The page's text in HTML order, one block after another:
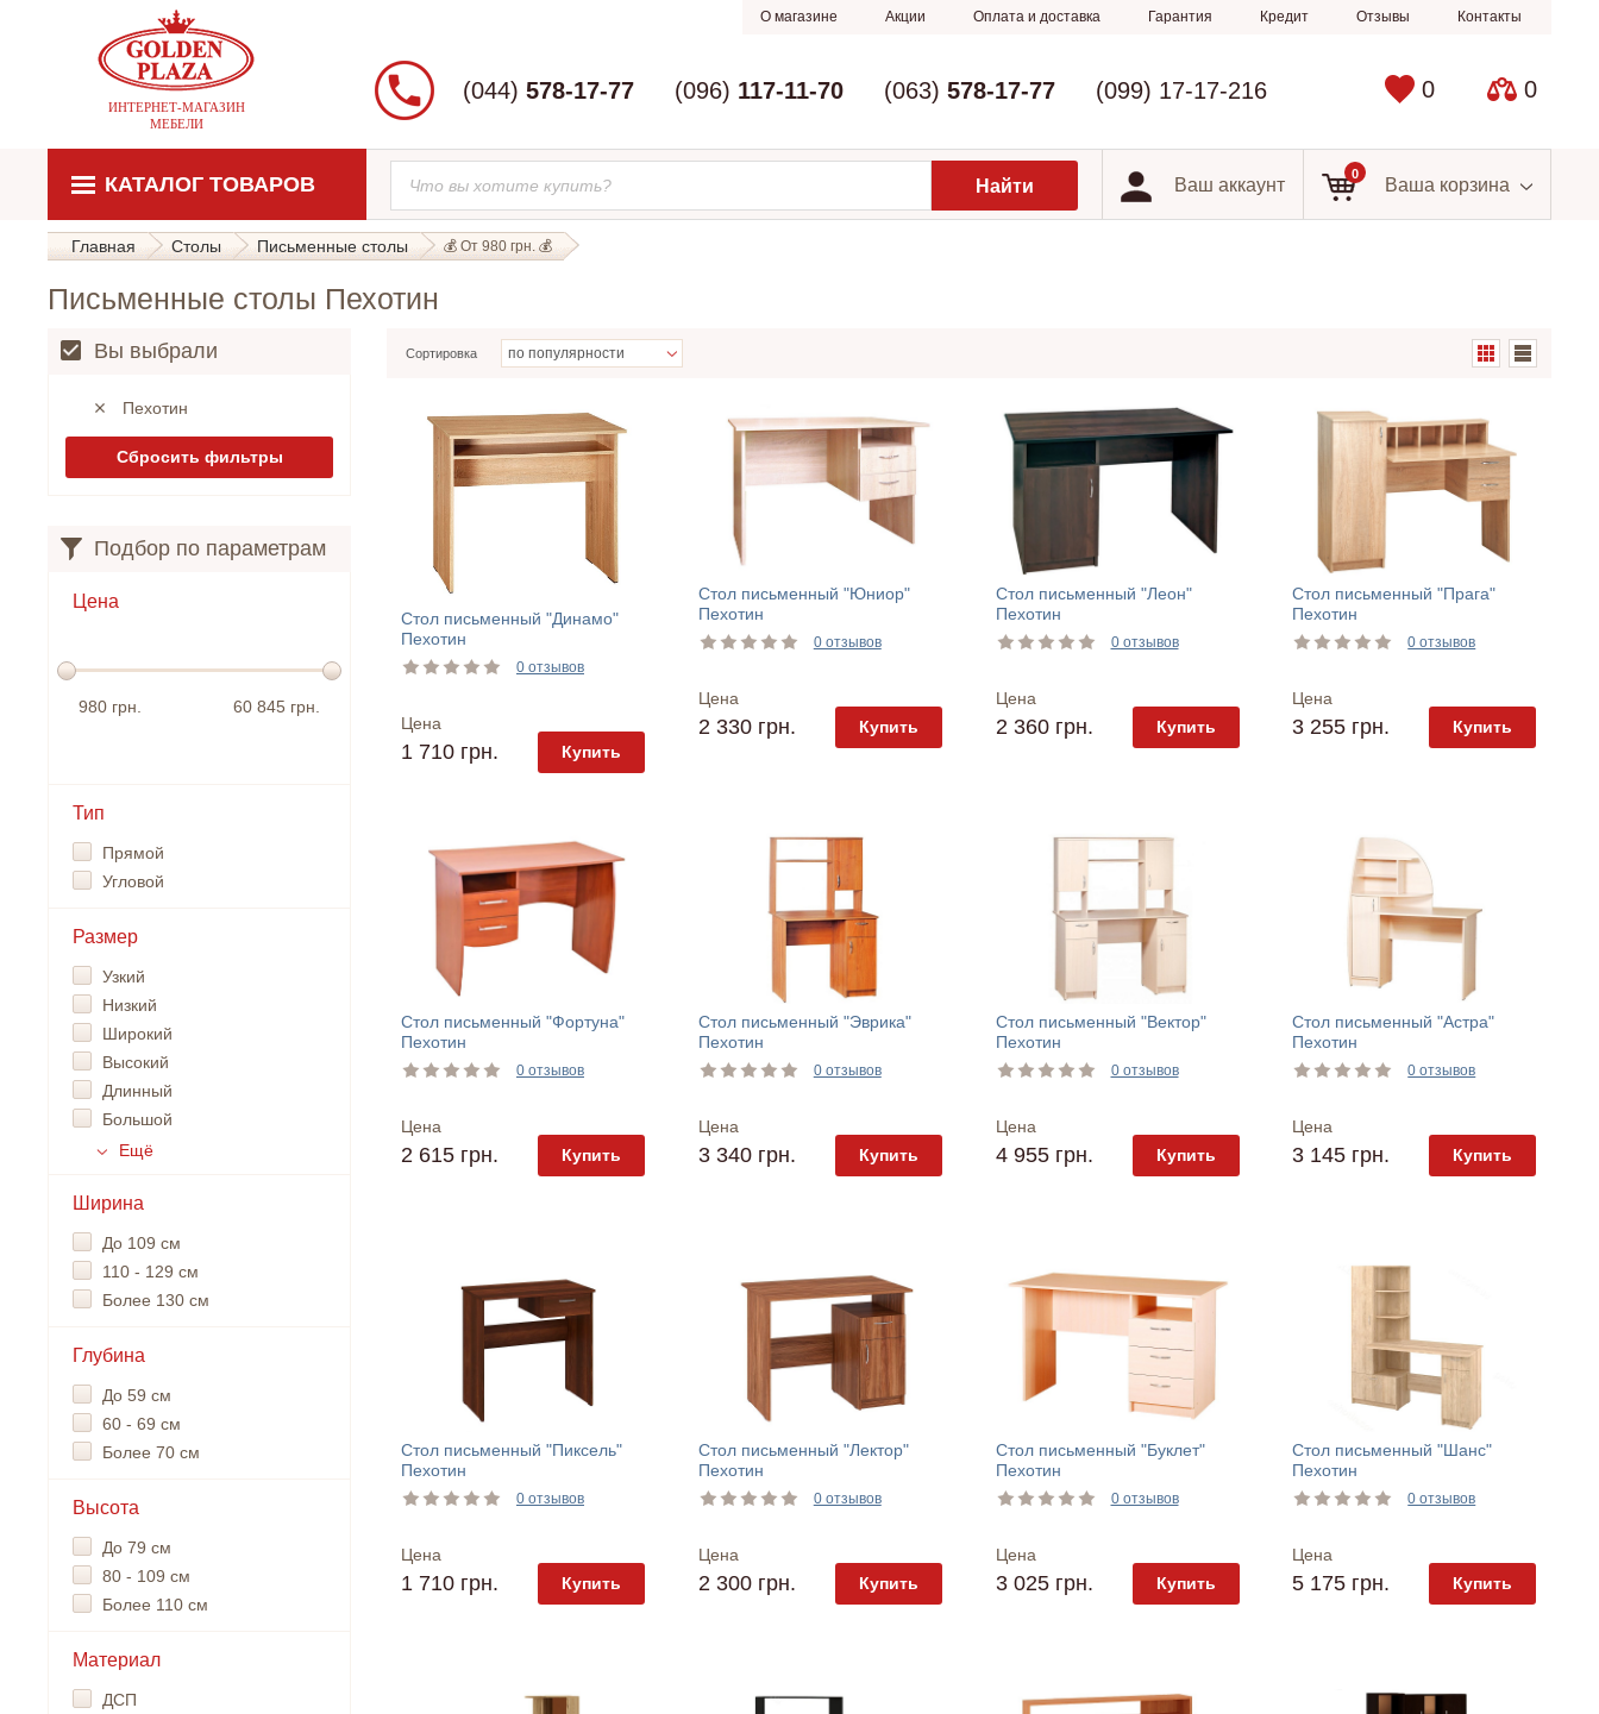
ИНТЕРНЕТ-МАГАЗИН
МЕБЕЛИ
О магазине Акции Оплата и доставка Гарантия Кредит Отзывы Контакты
0 0
(044) 578-17-77 (096) 117-11-70 (063) 578-17-77 (099) 17-17-216
КАТАЛОГ ТОВАРОВ Ваш аккаунт
0
Ваша корзина
Главная Столы Письменные столы 💰 От 980 грн. 💰
Письменные столы Пехотин
Вы выбрали
Пехотин
Сбросить фильтры
Подбор по параметрам
Цена
980 грн. 60 845 грн.
Тип
Прямой
Угловой
Размер
Узкий
Низкий
Широкий
Высокий
Длинный
Большой
Ещё
Ширина
До 109 см
110 - 129 см
Более 130 см
Глубина
До 59 см
60 - 69 см
Более 70 см
Высота
До 79 см
80 - 109 см
Более 110 см
Материал
ДСП
Сортировка
Стол письменный "Динамо"
Пехотин
0 отзывов
Цена
1 710 грн. Купить
Стол письменный "Юниор"
Пехотин
0 отзывов
Цена
2 330 грн. Купить
Стол письменный "Леон"
Пехотин
0 отзывов
Цена
2 360 грн. Купить
Стол письменный "Прага"
Пехотин
0 отзывов
Цена
3 255 грн. Купить
Стол письменный "Фортуна"
Пехотин
0 отзывов
Цена
2 615 грн. Купить
Стол письменный "Эврика"
Пехотин
0 отзывов
Цена
3 340 грн. Купить
Стол письменный "Вектор"
Пехотин
0 отзывов
Цена
4 955 грн. Купить
Стол письменный "Астра"
Пехотин
0 отзывов
Цена
3 145 грн. Купить
Стол письменный "Пиксель"
Пехотин
0 отзывов
Цена
1 710 грн. Купить
Стол письменный "Лектор"
Пехотин
0 отзывов
Цена
2 300 грн. Купить
Стол письменный "Буклет"
Пехотин
0 отзывов
Цена
3 025 грн. Купить
Стол письменный "Шанс"
Пехотин
0 отзывов
Цена
5 175 грн. Купить